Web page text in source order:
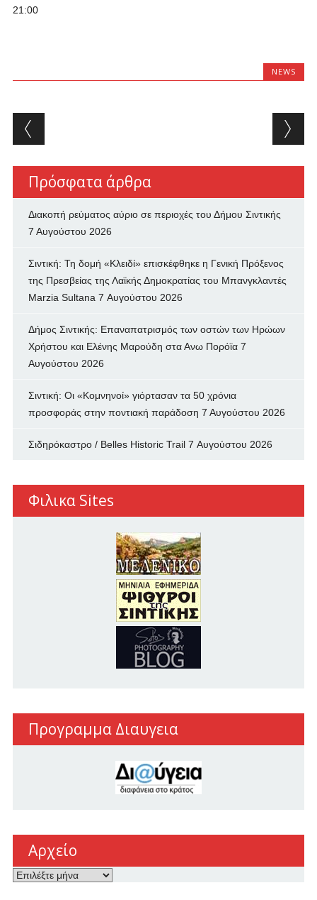
21:00
NEWS
Post navigation
Πρόσφατα άρθρα
Διακοπή ρεύματος αύριο σε περιοχές του Δήμου Σιντικής
7 Αυγούστου 2026
Σιντική: Τη δομή «Κλειδί» επισκέφθηκε η Γενική Πρόξενος
της Πρεσβείας της Λαϊκής Δημοκρατίας του Μπανγκλαντές
Marzia Sultana 7 Αυγούστου 2026
Δήμος Σιντικής: Επαναπατρισμός των oστών των Ηρώων
Χρήστου και Ελένης Μαρούδη στα Ανω Πορόϊα 7
Αυγούστου 2026
Σιντική: Οι «Κομνηνοί» γιόρτασαν τα 50 χρόνια
προσφοράς στην ποντιακή παράδοση 7 Αυγούστου 2026
Σιδηρόκαστρο / Belles Historic Trail 7 Αυγούστου 2026
Φιλικα Sites
Προγραμμα Διαυγεια
Αρχείο
Αρχείο